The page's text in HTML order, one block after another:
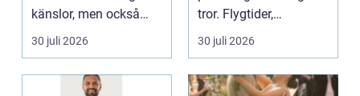
känslor, men också
praktiska beslut. En b...
30 juli 2026
tror. Flygtider,
packning, säker...
30 juli 2026